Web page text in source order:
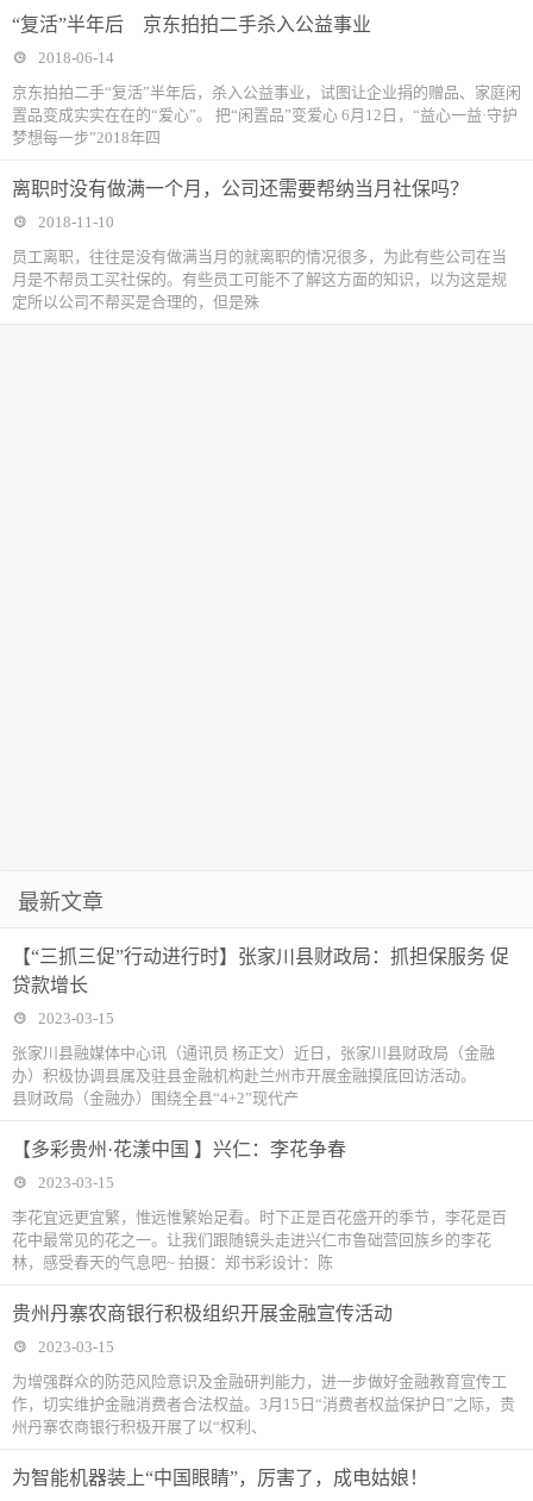
“复活”半年后 京东拍拍二手杀入公益事业
2018-06-14
京东拍拍二手“复活”半年后，杀入公益事业，试图让企业捐的赠品、家庭闲
置品变成实实在在的“爱心”。 把“闲置品”变爱心 6月12日，“益心一益·守护
梦想每一步”2018年四
离职时没有做满一个月，公司还需要帮纳当月社保吗？
2018-11-10
​员工离职，往往是没有做满当月的就离职的情况很多，为此有些公司在当
月是不帮员工买社保的。有些员工可能不了解这方面的知识，以为这是规
定所以公司不帮买是合理的，但是殊
最新文章
【“三抓三促”行动进行时】张家川县财政局：抓担保服务 促
贷款增长
2023-03-15
张家川县融媒体中心讯（通讯员 杨正文）近日，张家川县财政局（金融
办）积极协调县属及驻县金融机构赴兰州市开展金融摸底回访活动。
县财政局（金融办）围绕全县“4+2”现代产
【多彩贵州·花漾中国 】兴仁：李花争春
2023-03-15
李花宜远更宜繁，惟远惟繁始足看。时下正是百花盛开的季节，李花是百
花中最常见的花之一。让我们跟随镜头走进兴仁市鲁础营回族乡的李花
林，感受春天的气息吧~ 拍摄：郑书彩设计：陈
贵州丹寨农商银行积极组织开展金融宣传活动
2023-03-15
为增强群众的防范风险意识及金融研判能力，进一步做好金融教育宣传工
作，切实维护金融消费者合法权益。3月15日“消费者权益保护日”之际，贵
州丹寨农商银行积极开展了以“权利、
为智能机器装上“中国眼睛”，厉害了，成电姑娘！